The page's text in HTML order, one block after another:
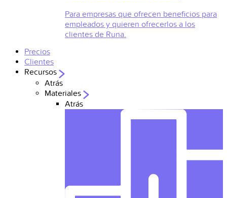
Para empresas que ofrecen beneficios para
empleados y quieren ofrecerlos a los
clientes de Runa.
Precios
Clientes
Recursos
Atrás
Materiales
Atrás